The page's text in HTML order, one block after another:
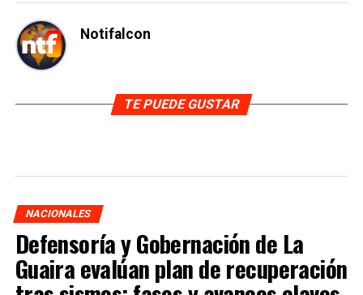
Notifalcon
TE PUEDE GUSTAR
NACIONALES
Defensoría y Gobernación de La
Guaira evalúan plan de recuperación